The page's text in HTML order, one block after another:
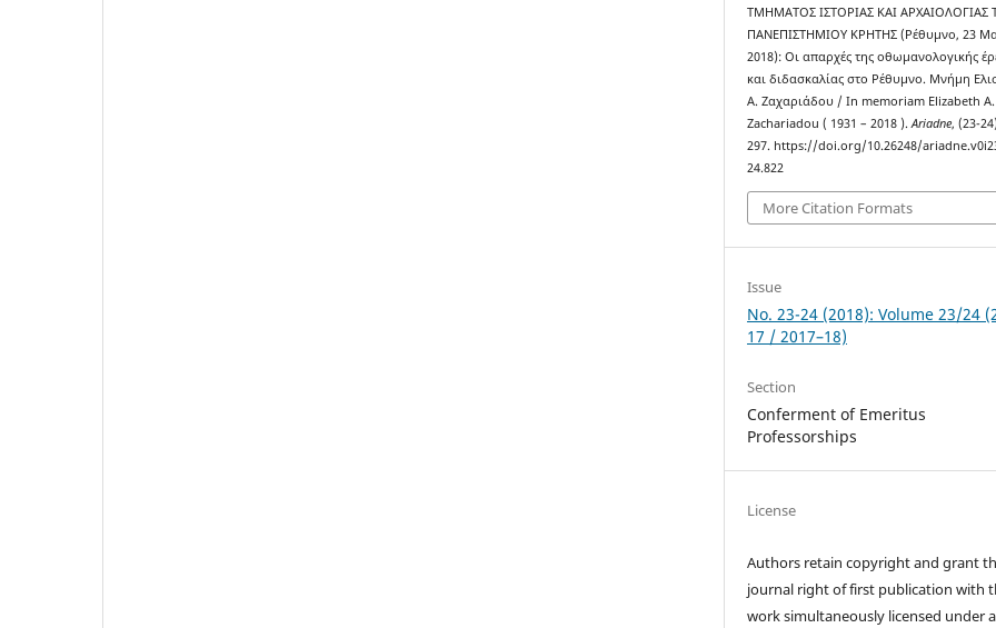
ΤΜΗΜΑΤΟΣ ΙΣΤΟΡΙΑΣ ΚΑΙ ΑΡΧΑΙΟΛΟΓΙΑΣ
ΠΑΝΕΠΙΣΤΗΜΙΟΥ ΚΡΗΤΗΣ (Ρέθυμνο, 23
2018): Οι απαρχές της οθωμανολογικής
και διδασκαλίας στο Ρέθυμνο. Μνήμη
Α. Ζαχαριάδου / In memoriam Elizabeth A.
Zachariadou ( 1931 – 2018 ).Ariadne, (23-
297. https://doi.org/10.26248/
24.822
More Citation Formats
Issue
No. 23-24 (2018): Volume 23/24
17 / 2017–18)
Section
Conferment of Emeritus
Professorships
License
Authors retain copyright and grant
journal right of first publication with
work simultaneously licensed under a